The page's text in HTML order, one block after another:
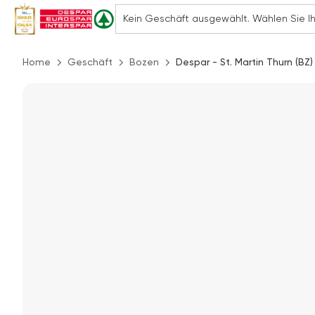
Home Geschäft Bozen Despar - St. Martin Thurn (BZ)